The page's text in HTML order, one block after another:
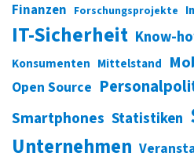
Finanzen Forschungsprojekte
IT-Sicherheit Know-
Konsumenten Mittelstand
Open Source
Smartphones Statistiken
Unternehmen